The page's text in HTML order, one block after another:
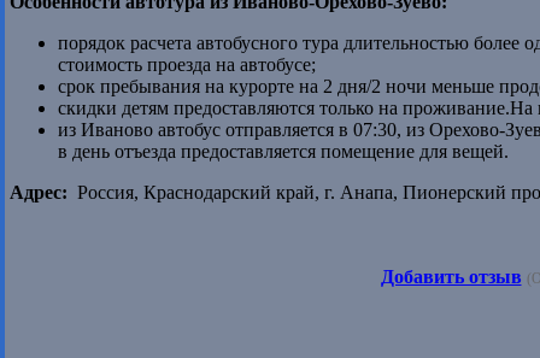
порядок расчета автобусного тура длительностью более
стоимость проезда на автобусе;
срок пребывания на курорте на 2 дня/2 ночи меньше
скидки детям предоставляются только на проживание.На
из Иваново автобус отправляется в 07:30, из Орехово-
в день отъезда предоставляется помещение для вещей.
Адрес: Россия, Краснодарский край, г. Анапа, Пионерский
Добавить отзыв